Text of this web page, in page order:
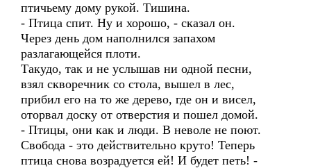
птичьему дому рукой. Тишина.
- Птица спит. Ну и хорошо, - сказал он.
Через день дом наполнился запахом
разлагающейся плоти.
Такудо, так и не услышав ни одной песни,
взял скворечник со стола, вышел в лес,
прибил его на то же дерево, где он и висел,
оторвал доску от отверстия и пошел домой.
- Птицы, они как и люди. В неволе не поют.
Свобода - это действительно круто! Теперь
птица снова возрадуется ей! И будет петь! -